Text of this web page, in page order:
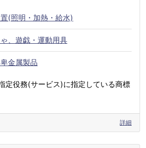
(照明・加熱・給水)
、遊戯・運動用具
金属製品
定役務(サービス)に指定している商標
詳細